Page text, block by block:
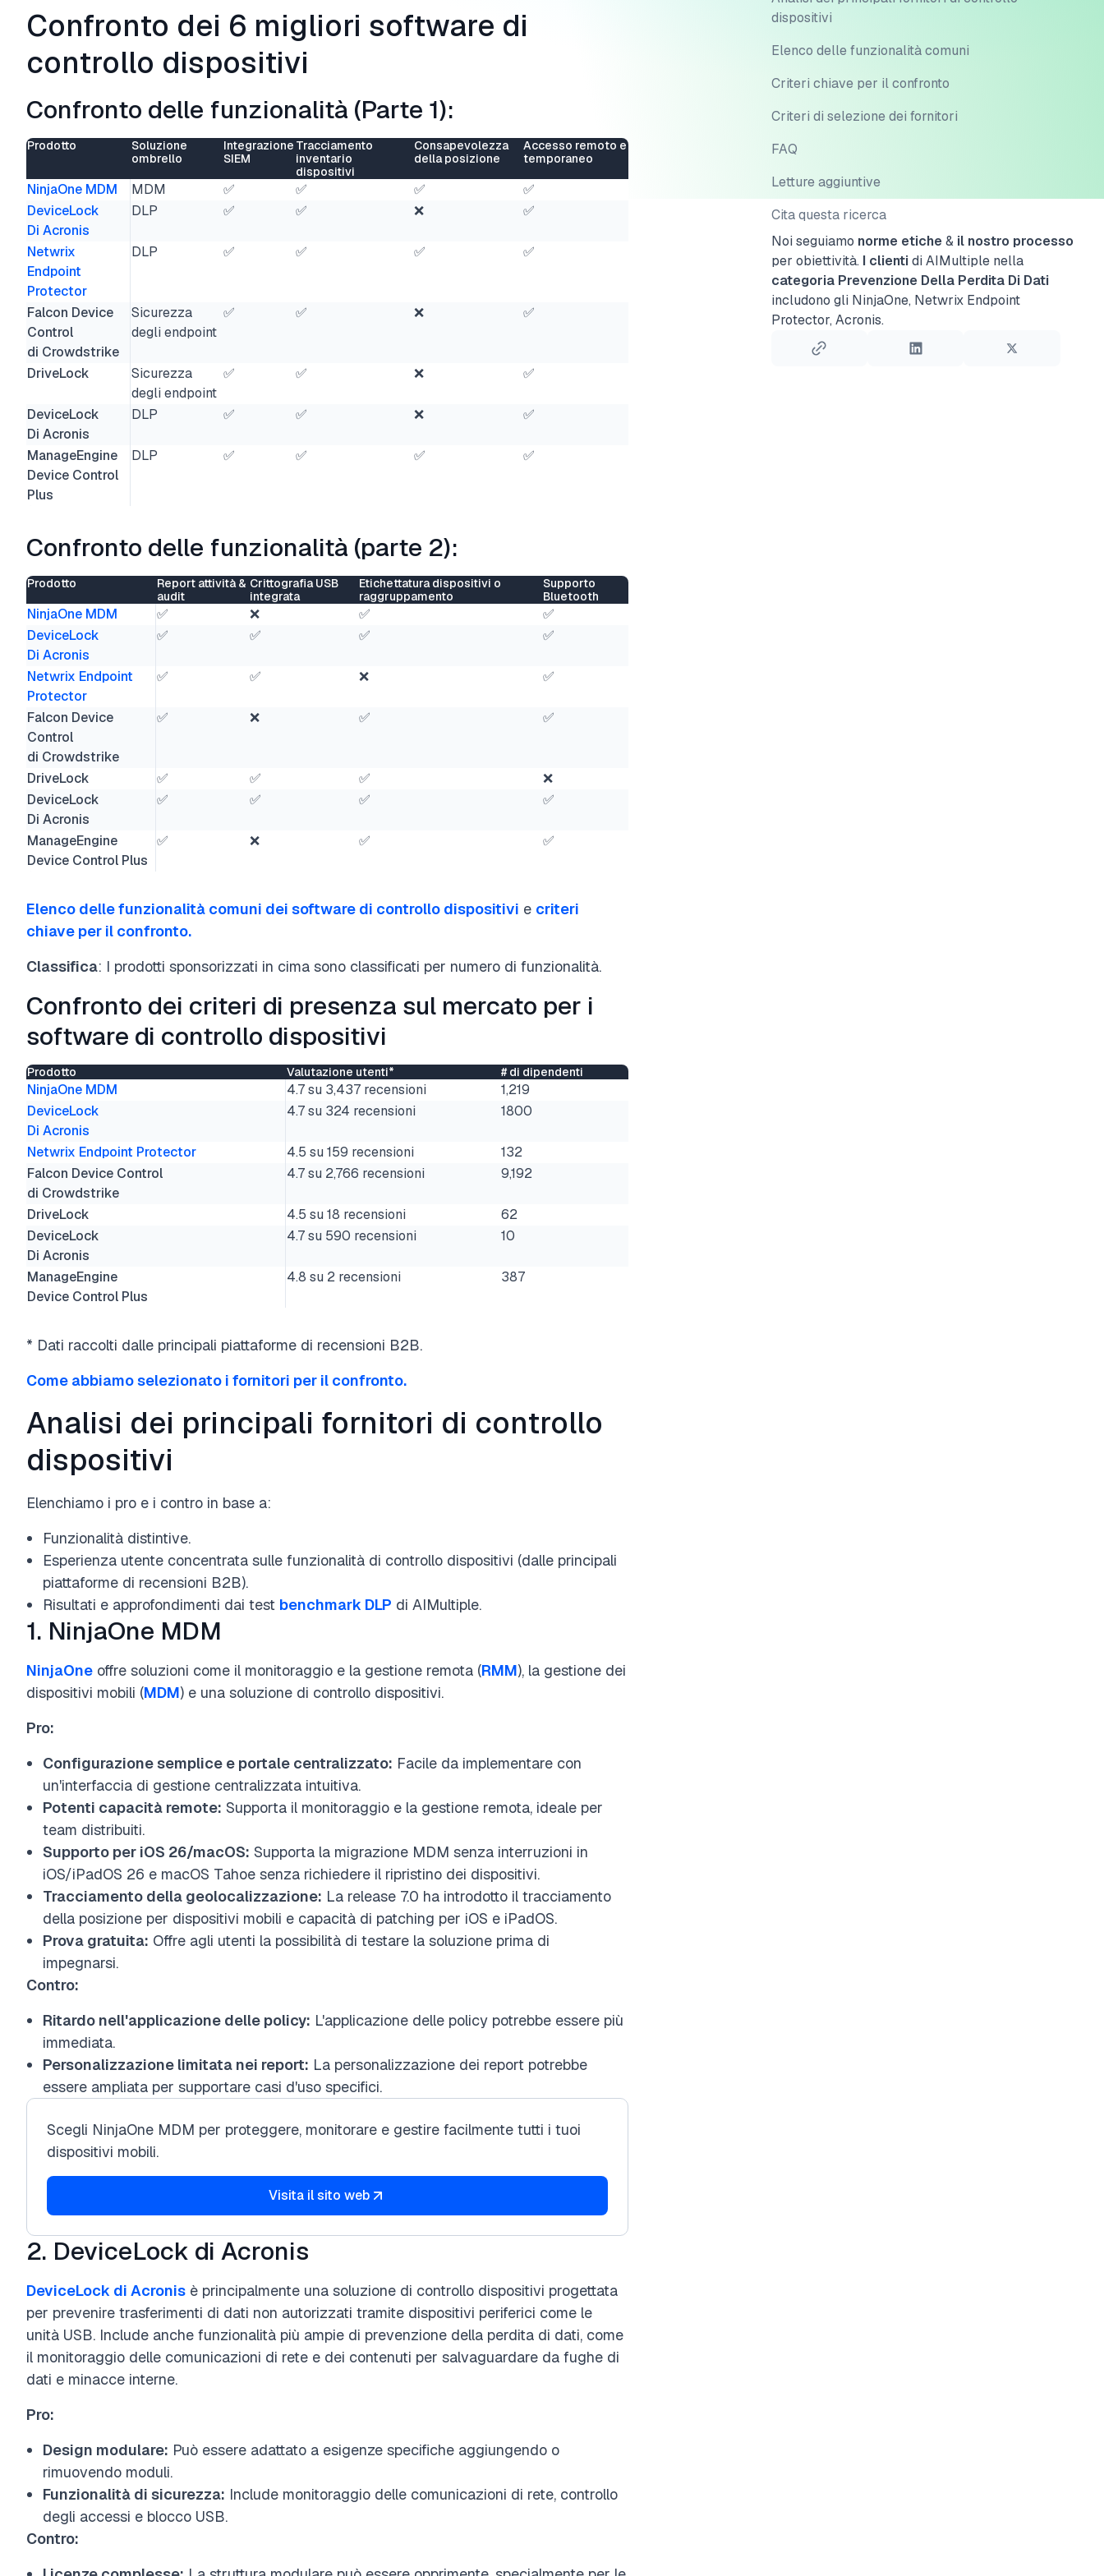
Confronto dei 6 migliori software di
controllo dispositivi
Confronto delle funzionalità (Parte 1):
Prodotto
Soluzione
ombrello
Integrazione
SIEM
Tracciamento
inventario
dispositivi
Consapevolezza
della posizione
Accesso remoto e
temporaneo
NinjaOne MDM MDM ✅ ✅ ✅
✅
DeviceLock
Di Acronis
DLP ✅ ✅ ❌ ✅
Netwrix
Endpoint
Protector
DLP ✅ ✅ ✅ ✅
Falcon Device
Control
di Crowdstrike
Sicurezza
degli endpoint
✅ ✅ ❌ ✅
DriveLock
Sicurezza
degli endpoint
✅ ✅ ❌ ✅
DeviceLock
Di Acronis
DLP ✅ ✅ ❌ ✅
ManageEngine
Device Control
Plus
DLP ✅ ✅ ✅ ✅
Confronto delle funzionalità (parte 2):
Prodotto
Report attività &
audit
Crittografia USB
integrata
Etichettatura dispositivi o
raggruppamento
Supporto
Bluetooth
NinjaOne MDM ✅ ❌ ✅
✅
DeviceLock
Di Acronis
✅ ✅ ✅ ✅
Netwrix Endpoint
Protector
✅ ✅ ❌ ✅
Falcon Device
Control
di Crowdstrike
✅ ❌ ✅ ✅
DriveLock ✅ ✅ ✅
❌
DeviceLock
Di Acronis
✅ ✅ ✅ ✅
ManageEngine
Device Control Plus
✅ ❌ ✅ ✅
Elenco delle funzionalità comuni dei software di controllo dispositivi e criteri
chiave per il confronto.
Classifica: I prodotti sponsorizzati in cima sono classificati per numero di funzionalità.
Confronto dei criteri di presenza sul mercato per i
software di controllo dispositivi
Prodotto Valutazione utenti* # di dipendenti
NinjaOne MDM 4.7 su 3,437 recensioni
1,219
DeviceLock
Di Acronis
4.7 su 324 recensioni 1800
Netwrix Endpoint Protector 4.5 su 159 recensioni
132
Falcon Device Control
di Crowdstrike
4.7 su 2,766 recensioni 9,192
DriveLock 4.5 su 18 recensioni
62
DeviceLock
Di Acronis
4.7 su 590 recensioni 10
ManageEngine
Device Control Plus
4.8 su 2 recensioni 387
* Dati raccolti dalle principali piattaforme di recensioni B2B.
Come abbiamo selezionato i fornitori per il confronto.
Analisi dei principali fornitori di controllo
dispositivi
Elenchiamo i pro e i contro in base a:
Funzionalità distintive.
Esperienza utente concentrata sulle funzionalità di controllo dispositivi (dalle principali
piattaforme di recensioni B2B).
Risultati e approfondimenti dai test benchmark DLP di AIMultiple.
1. NinjaOne MDM
NinjaOne offre soluzioni come il monitoraggio e la gestione remota (RMM), la gestione dei
dispositivi mobili (MDM) e una soluzione di controllo dispositivi.
Pro:
Configurazione semplice e portale centralizzato: Facile da implementare con
un'interfaccia di gestione centralizzata intuitiva.
Potenti capacità remote: Supporta il monitoraggio e la gestione remota, ideale per
team distribuiti.
Supporto per iOS 26/macOS: Supporta la migrazione MDM senza interruzioni in
iOS/iPadOS 26 e macOS Tahoe senza richiedere il ripristino dei dispositivi.
Tracciamento della geolocalizzazione: La release 7.0 ha introdotto il tracciamento
della posizione per dispositivi mobili e capacità di patching per iOS e iPadOS.
Prova gratuita: Offre agli utenti la possibilità di testare la soluzione prima di
impegnarsi.
Contro:
Ritardo nell'applicazione delle policy: L'applicazione delle policy potrebbe essere più
immediata.
Personalizzazione limitata nei report: La personalizzazione dei report potrebbe
essere ampliata per supportare casi d'uso specifici.
Scegli NinjaOne MDM per proteggere, monitorare e gestire facilmente tutti i tuoi
dispositivi mobili.
Visita il sito web
2. DeviceLock di Acronis
DeviceLock di Acronis è principalmente una soluzione di controllo dispositivi progettata
per prevenire trasferimenti di dati non autorizzati tramite dispositivi periferici come le
unità USB. Include anche funzionalità più ampie di prevenzione della perdita di dati, come
il monitoraggio delle comunicazioni di rete e dei contenuti per salvaguardare da fughe di
dati e minacce interne.
Pro:
Design modulare: Può essere adattato a esigenze specifiche aggiungendo o
rimuovendo moduli.
Funzionalità di sicurezza: Include monitoraggio delle comunicazioni di rete, controllo
degli accessi e blocco USB.
Contro:
dispositivi
Elenco delle funzionalità comuni
Criteri chiave per il confronto
Criteri di selezione dei fornitori
FAQ
Letture aggiuntive
Cita questa ricerca
Noi seguiamo norme etiche & il nostro processo
per obiettività. I clientidi AIMultiple nella
categoria Prevenzione Della Perdita Di Dati
includono gli NinjaOne, Netwrix Endpoint
Protector, Acronis.